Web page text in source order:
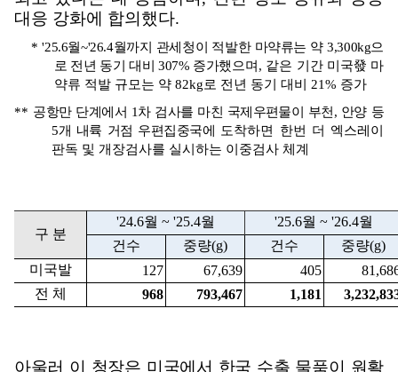
대응 강화에 합의했다.
*'25.6월~'26.4월까지 관세청이 적발한 마약류는 약3,300kg으
로 전년 동기 대비 307% 증가했으며, 같은 기간 미국發 마
약류 적발 규모는 약 82kg로 전년 동기 대비 21% 증가
** 공항만 단계에서 1차 검사를 마친 국제우편물이 부천, 안양 등
5개 내륙 거점 우편집중국에 도착하면 한번 더 엑스레이
판독 및 개장검사를 실시하는 이중검사 체계
구 분
'24.6월 ~ '25.4월 '25.6월 ~ '26.4월
건수
중량(g) 건수 중량(g)
미국발
127 67,639 405
전 체
968 793,467 1,181
아울러 이 청장은 미국에서 한국 수출 물품이 원활